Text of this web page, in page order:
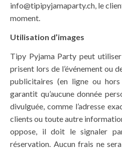
info@tipipyjamaparty.ch, le
moment.
Utilisation d’images
Tipy Pyjama Party peut
prisent lors de l’événement ou
publicitaires (en ligne ou
garantit qu’aucune donnée
divulguée, comme l’adresse
clients ou toute autre
oppose, il doit le signaler
réservation. Aucun frais ne